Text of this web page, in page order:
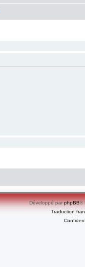
Développé parphpBB®
Traduction